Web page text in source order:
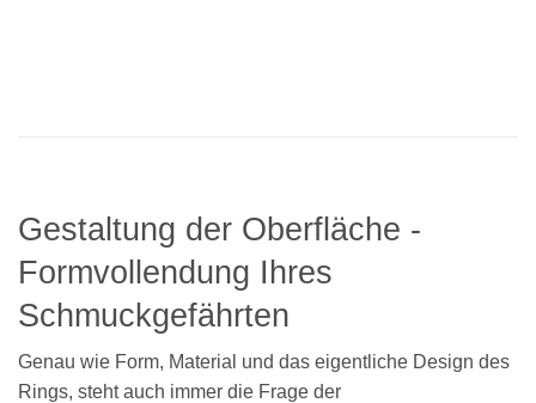
Gestaltung der Oberfläche -
Formvollendung Ihres
Schmuckgefährten
Genau wie Form, Material und das eigentliche Design des
Rings, steht auch immer die Frage der